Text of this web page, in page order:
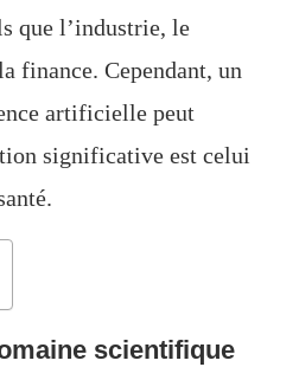
que l’industrie, le
finance. Cependant, un
artificielle peut
significative est celui
scientifique